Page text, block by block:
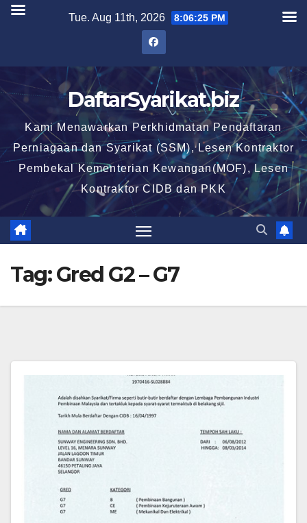
Skip
Tue. Aug 11th, 2026 8:06:26 PM
DaftarSyarikat.biz
Kami Menawarkan Perkhidmatan Pendaftaran
Perniagaan dan Syarikat (SSM), Lesen Kontraktor
Pembekal Kementerian Kewangan(MOF), Lesen
Kontraktor CIDB dan PKK
Tag:Gred G2 – G7